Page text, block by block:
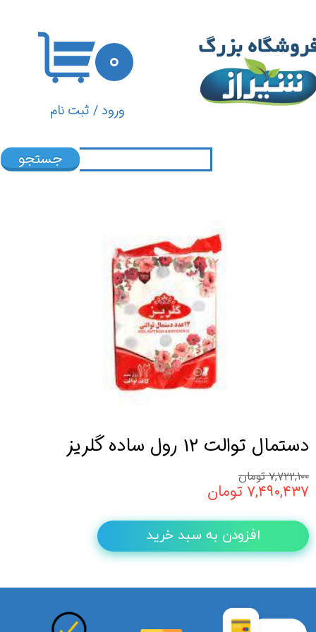
ورود/ ثبت نام
تغییر گذر واژه
سفارشات
۰
جستجو
دستمال توالت 12 رول ساده گلریز
۷,۷۲۲,۱۰۰ تومان
۷,۴۹۰,۴۳۷ تومان
افزودن به سبد خرید